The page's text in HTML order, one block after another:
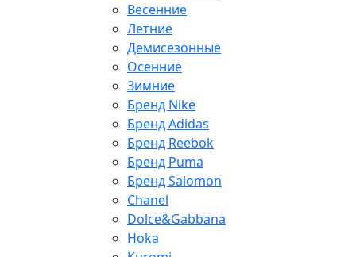
Весенние
Летние
Демисезонные
Осенние
Зимние
Бренд Nike
Бренд Adidas
Бренд Reebok
Бренд Puma
Бренд Salomon
Chanel
Dolce&Gabbana
Hoka